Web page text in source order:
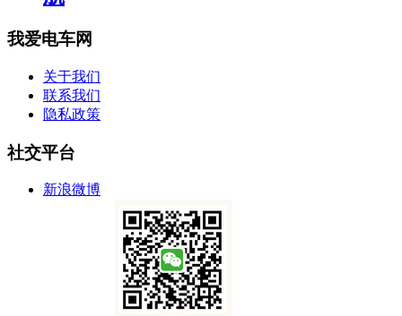
我爱电车网
关于我们
联系我们
隐私政策
社交平台
新浪微博